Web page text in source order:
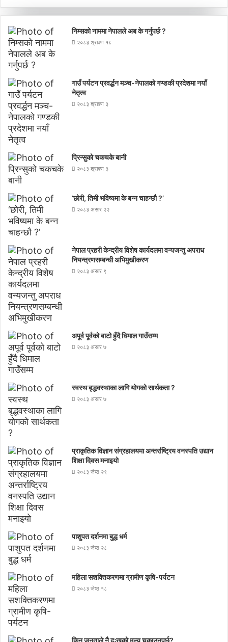
निम्सकाे नाममा नेपालले अब के गर्नुपर्छ ?
२०८३ श्रावण १८
गाउँ पर्यटन प्रवर्द्धन मञ्च-नेपालकाे गण्डकी प्रदेशमा नयाँ
नेतृत्व
२०८३ श्रावण ३
प्रिन्सुको चकचके बानी
२०८३ श्रावण ३
‘छोरी, तिमी भविष्यमा के बन्न चाहन्छौ ?’
२०८३ असार २२
नेपाल प्रहरी केन्द्रीय विशेष कार्यदलमा वन्यजन्तु अपराध
नियन्त्रणसम्बन्धी अभिमुखीकरण
२०८३ असार ९
अपूर्व पूर्वको बाटो हुँदै धिमाल गाउँसम्म
२०८३ असार ७
स्वस्थ बृद्धवस्थाका लागि योगको सार्थकता ?
२०८३ असार ७
प्राकृतिक विज्ञान संग्रहालयमा अन्तर्राष्ट्रिय वनस्पति उद्यान
शिक्षा दिवस मनाइयाे
२०८३ जेष्ठ २९
पाशुपत दर्शनमा बुद्ध धर्म​
२०८३ जेष्ठ २८
महिला सशक्तिकरणमा ग्रामीण कृषि-पर्यटन
२०८३ जेष्ठ १८
किन जनताले नै दुःखको मूल्य चुकाउनुपर्छ?